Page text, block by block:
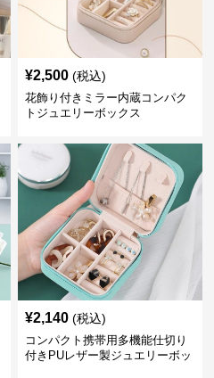
¥2,500 (税込)
花飾り付きミラー内蔵コンパク
トジュエリーボックス
¥2,140 (税込)
コンパクト携帯用多機能仕切り
付きPUレザー製ジュエリーボッ